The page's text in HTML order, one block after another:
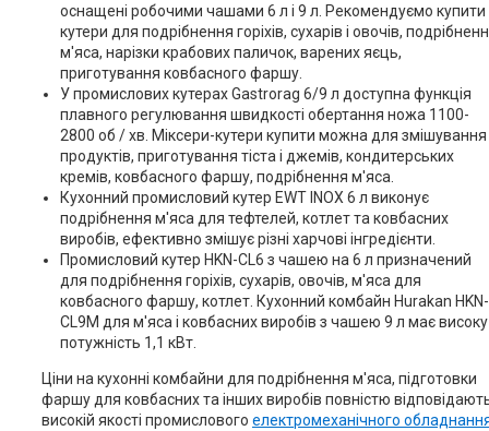
оснащені робочими чашами 6 л і 9 л. Рекомендуємо купити
кутери для подрібнення горіхів, сухарів і овочів,
м'яса, нарізки крабових паличок, варених яєць,
приготування ковбасного фаршу.
У промислових кутерах Gastrorag 6/9 л доступна функція
плавного регулювання швидкості обертання ножа 1100-
2800 об / хв. Міксери-кутери купити можна для змішування
продуктів, приготування тіста і джемів, кондитерських
кремів, ковбасного фаршу, подрібнення м'яса.
Кухонний промисловий кутер EWT INOX 6 л виконує
подрібнення м'яса для тефтелей, котлет та ковбасних
виробів, ефективно змішує різні харчові інгредієнти.
Промисловий кутер HKN-CL6 з чашею на 6 л призначений
для подрібнення горіхів, сухарів, овочів, м'яса для
ковбасного фаршу, котлет. Кухонний комбайн Hurakan HKN-
CL9M для м'яса і ковбасних виробів з чашею 9 л має високу
потужність 1,1 кВт.
Ціни на кухонні комбайни для подрібнення м'яса, підготовки
фаршу для ковбасних та інших виробів повністю
високій якості промислового електромеханічного